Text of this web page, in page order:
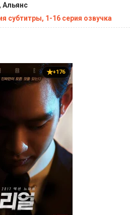
Альянс
субтитры, 1-16 серия озвучка
+176